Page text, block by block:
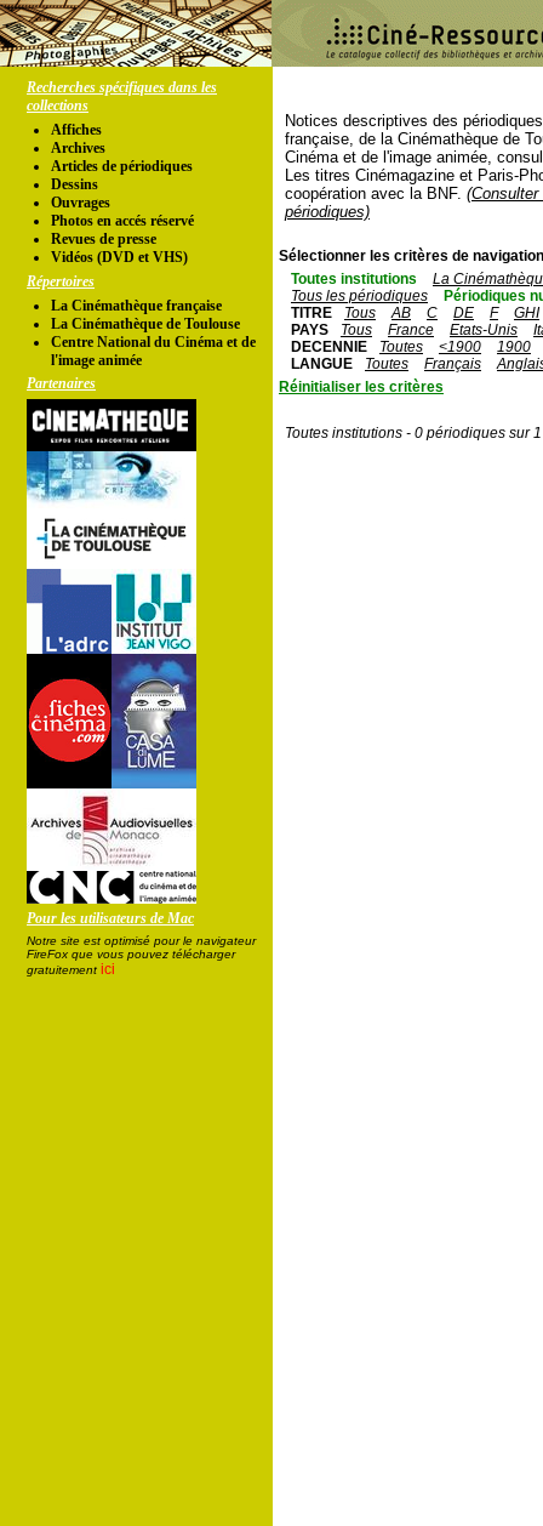
Recherches spécifiques dans les
collections
Affiches
Archives
Articles de périodiques
Dessins
Ouvrages
Photos en accés réservé
Revues de presse
Vidéos (DVD et VHS)
Répertoires
La Cinémathèque française
La Cinémathèque de Toulouse
Centre National du Cinéma et de
l'image animée
Partenaires
Pour les utilisateurs de Mac
Notre site est optimisé pour le navigateur
FireFox que vous pouvez télécharger
gratuitement ici
Notices descriptives des
française, de la Cinémathèque de
Cinéma et de l'image animée,
Les titres Cinémagazine et Paris-
coopération avec la BNF.
périodiques)
Sélectionner les critères de
Toutes institutions
La
Tous les périodiques
Périodiques
TITRE
Tous AB C DE F
GHI
PAYS
Tous France Etats-Unis
DECENNIE
Toutes <1900
1900
LANGUE
Toutes Français
Réinitialiser les critères
Toutes institutions - 0 périodiques sur